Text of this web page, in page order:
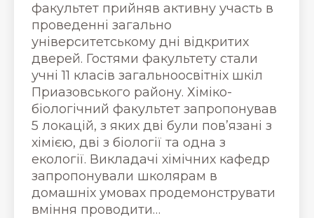
факультет прийняв активну участь в
проведенні загально
університетському дні відкритих
дверей. Гостями факультету стали
учні 11 класів загальноосвітніх шкіл
Приазовського району. Хіміко-
біологічний факультет запропонував
5 локацій, з яких дві були пов’язані з
хімією, дві з біології та одна з
екології. Викладачі хімічних кафедр
запропонували школярам в
домашніх умовах продемонструвати
вміння проводити…